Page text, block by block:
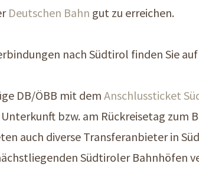
Deutschen Bahn gut zu erreichen.
nach Südtirol finden Sie auf
DB/ÖBB mit dem Anschlussticket
bzw. am Rückreisetag zum
auch diverse Transferanbieter in
Südtiroler Bahnhöfen